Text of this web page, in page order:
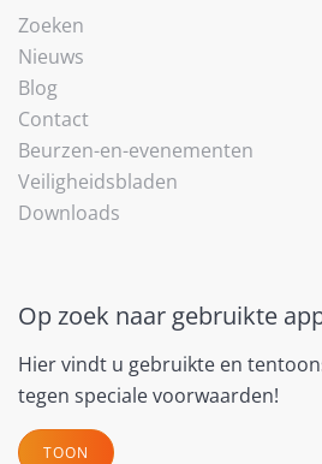
Zoeken
Nieuws
Blog
Contact
Beurzen-en-evenementen
Veiligheidsbladen
Downloads
Op zoek naar gebruikte
Hier vindt u gebruikte en
tegen speciale voorwaarden!
TOON